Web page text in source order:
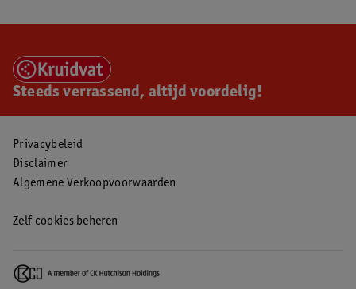
Steeds verrassend, altijd voordelig!
Privacybeleid
Disclaimer
Algemene Verkoopvoorwaarden
Zelf cookies beheren